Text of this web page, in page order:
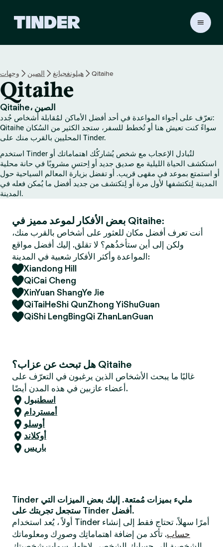
ة
ئ
ي
س
ة
ل
ـ
T
d
e
r
وجهات الصين هيلونغجيانغ Qitaihe
Qitaihe
Qitaihe، الصين
تعرّف على أجواء المواعدة في أحد أفضل الأماكن لمُقابلة أشخاص جُدد:
Qitaihe سواءً كنت تعيش هنا أو تُخطط للسفر، ستجد الكثير من السُكان
المحليين بالقرب منك على Tinder.
استخدم Tinder لتُبادل الإعجاب مع شخص يُشاركُك اهتماماتك أو
استكشف الحياة الليلية مع صديق جديد أو اِحتسِ مشروبًا في حانة محلية
أو استمتع بموعد في مقهى قريب. أو تفضل بزيارة المعالم السياحية حول
المدينة لِتكتشفها لأول مرة أو لِتكتشف من جديد أفضل ما يُمكن فعله في
المدينة.
بعض الأفكار لموعد مميز في Qitaihe:
أنت تعرف أفضل مكان للعثور على أشخاص بالقرب منك،
ولكن إلى أين ستأخذُهم؟ لا تقلق. إليك أفضل مواقع
المواعدة وأكثر الأفكار شعبية في المدينة:
Xiandong Hill
QiCai Cheng
XinYuan ShangYe Jie
QiTaiHeShi QunZhong YiShuGuan
QiShi LengBingQi ZhanLanGuan
هل تبحث عن عزاب؟ Qitaihe
غالبًا ما يبحث الأشخاص الذين يرغبون في التعرّف على
أعضاء عازبين في هذه المدن أيضًا.
اسطنبول
أمستردام
أوسلو
أوكلاند
باريس
Tinder مليء بميزات مُمتعة. إليك بعض الميزات التي
ستجعل تجربتك على Tinder أفضل.
أولاً ، يُعد استخدام Tinder أمرًا سهلاً. تحتاج فقط إلى إنشاء
حساب. تأكد من إضافة اهتماماتِك وصورِك ومعلوماتك